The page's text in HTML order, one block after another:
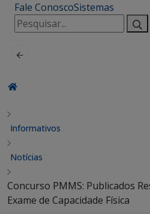
Fale ConoscoSistemas
Pesquisar
por:
Informativos
Notícias
Concurso PMMS: Publicados
Exame de Capacidade Física